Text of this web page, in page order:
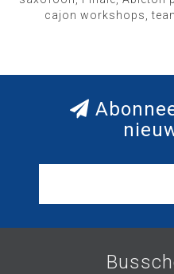
cajon workshops,